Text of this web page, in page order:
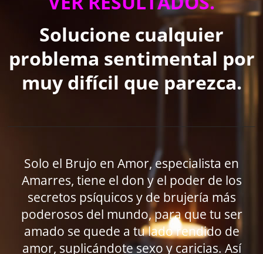
Solucione cualquier
problema sentimental por
muy difícil que parezca.
Solo el Brujo en Amor, especialista en
Amarres, tiene el don y el poder de los
secretos psíquicos y de brujería más
poderosos del mundo, para que tu ser
amado se quede a tu lado rendido de
amor, suplicándote sexo y caricias. Así